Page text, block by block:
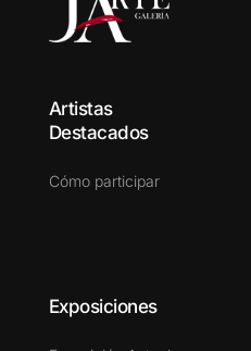
Artistas
Destacados
Cómo participar
Exposiciones